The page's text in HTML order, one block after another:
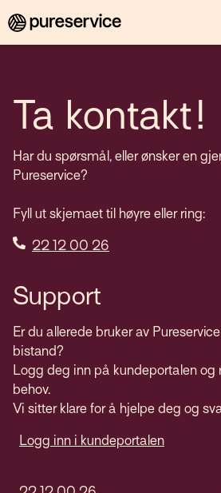
Ta kontakt!
Har du spørsmål, eller ønsker en
Pureservice?
Fyll ut skjemaet til høyre eller ring:
22 12 00 26
Support
Er du allerede bruker av
bistand?
Logg deg inn på kundeportalen
behov.
Vi sitter klare for å hjelpe deg og
Logg inn i kundeportalen